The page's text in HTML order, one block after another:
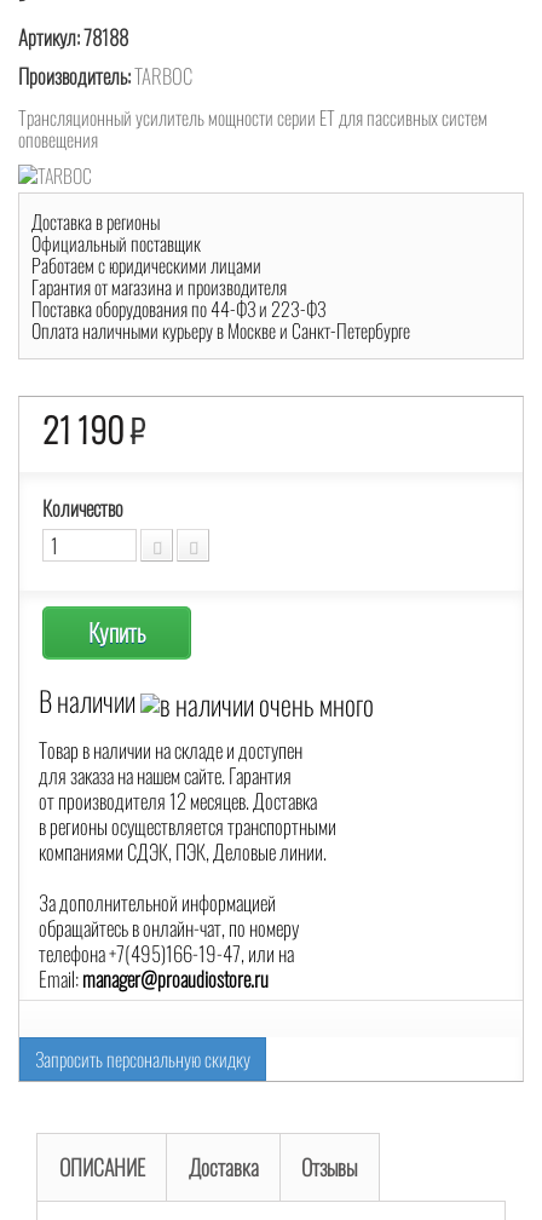
Артикул:78188
Производитель:TARBOC
Трансляционный усилитель мощности серии ET для пассивных систем
оповещения
Доставка в регионы
Официальный поставщик
Работаем с юридическими лицами
Гарантия от магазина и производителя
Поставка оборудования по 44-ФЗ и 223-ФЗ
Оплата наличными курьеру в Москве и Санкт-Петербурге
21 190₽
Количество
Купить
В наличии
Товар в наличии на складе и доступен
для заказа на нашем сайте. Гарантия
от производителя 12 месяцев. Доставка
в регионы осуществляется транспортными
компаниями СДЭК, ПЭК, Деловые линии.
За дополнительной информацией
обращайтесь в онлайн-чат, по номеру
телефона +7(495)166-19-47, или на
Email:manager@proaudiostore.ru
Запросить персональную скидку
ОПИСАНИЕ Доставка Отзывы